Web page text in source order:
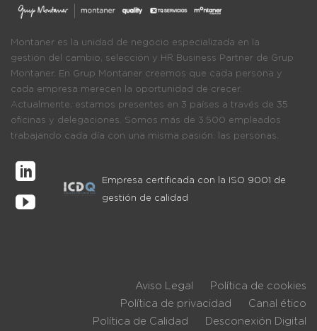
Montaner es la unidad de negocio especializada en la
gestión del cambio, selección y HR Business Partner de Grup
Montaner. En Grup Montaner creemos que cada persona y
cada empresa merecen la oportunidad de crecer.
Actualmente, estamos presentes en 3 países a través de 35
oficinas y delegaciones. Somos más de 3.500 empleados
trabajando cada día con una misma pasión: las personas.
Empresa certificada con la ISO 9001 de
gestión de calidad
Aviso Legal
Política de cookies
Política de privacidad
Canal ético
Política de Calidad
Desconexión Digital